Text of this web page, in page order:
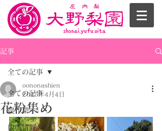
記事
全ての記事
農作業
販売情報
全ての記事
花粉集め
oononashien
2025年4月4日